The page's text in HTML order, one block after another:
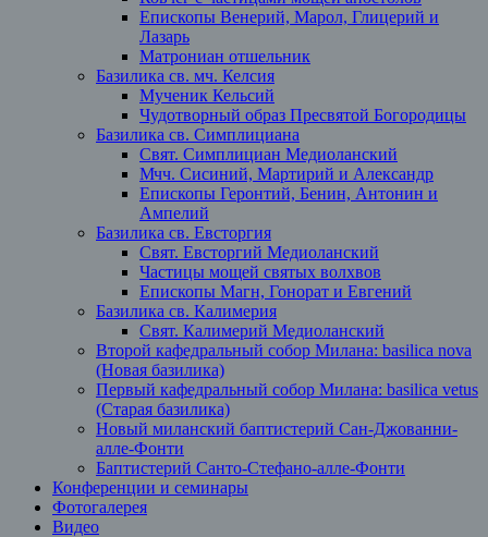
Епископы Венерий, Марол, Глицерий и
Лазарь
Матрониан отшельник
Базилика св. мч. Келсия
Мученик Кельсий
Чудотворный образ Пресвятой Богородицы
Базилика св. Симплициана
Свят. Симплициан Медиоланский
Мчч. Сисиний, Мартирий и Александр
Епископы Геронтий, Бенин, Антонин и
Ампелий
Базилика св. Евсторгия
Свят. Евсторгий Медиоланский
Частицы мощей святых волхвов
Епископы Магн, Гонорат и Евгений
Базилика св. Калимерия
Свят. Калимерий Медиоланский
Второй кафедральный собор Милана: basilica nova
(Новая базилика)
Первый кафедральный собор Милана: basilica vetus
(Старая базилика)
Новый миланский баптистерий Сан-Джованни-
алле-Фонти
Баптистерий Санто-Стефано-алле-Фонти
Конференции и семинары
Фотогалерея
Видео